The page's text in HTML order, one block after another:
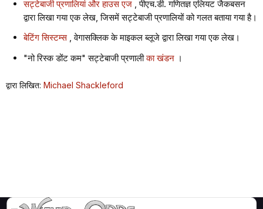
सट्टेबाजी प्रणालियां और हाउस एज , पीएच.डी. गणितज्ञ एलियट जैकबसन
द्वारा लिखा गया एक लेख, जिसमें सट्टेबाजी प्रणालियों को गलत बताया गया है।
बेटिंग सिस्टम्स, वेगासक्लिक के माइकल ब्लूजे द्वारा लिखा गया एक लेख।
"नो रिस्क डोंट कम" सट्टेबाजी प्रणालीका खंडन ।
द्वारा लिखित: Michael Shackleford